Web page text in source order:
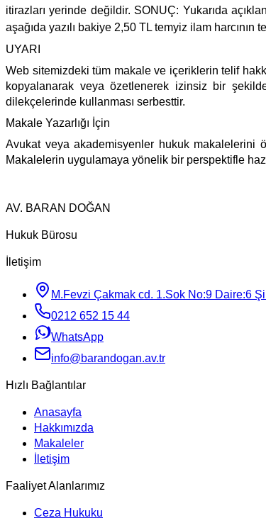
itirazları yerinde değildir. SONUÇ: Yukarıda
aşağıda yazılı bakiye 2,50 TL temyiz ilam
UYARI
Web sitemizdeki tüm makale ve içeriklerin telif
kopyalanarak veya özetlenerek izinsiz bir
dilekçelerinde kullanması serbesttir.
Makale Yazarlığı İçin
Avukat veya akademisyenler hukuk makalelerini
Makalelerin uygulamaya yönelik bir perspektifle
AV. BARAN DOĞAN
Hukuk Bürosu
İletişim
M.Fevzi Çakmak cd. 1.Sok No:9 Daire:6
0212 652 15 44
WhatsApp
info@barandogan.av.tr
Hızlı Bağlantılar
Anasayfa
Hakkımızda
Makaleler
İletişim
Faaliyet Alanlarımız
Ceza Hukuku